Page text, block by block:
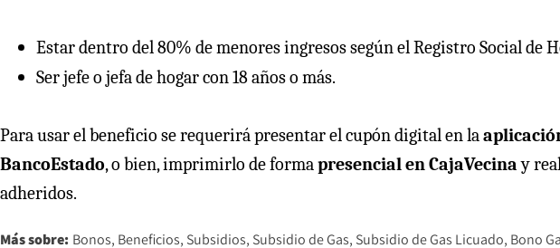
Estar dentro del 80% de menores ingresos según el Registro Social de
Ser jefe o jefa de hogar con 18 años o más.
Para usar el beneficio se requerirá presentar el cupón digital en la
BancoEstado, o bien, imprimirlo de formapresencial en CajaVecinay
adheridos.
Más sobre: Bonos Beneficios Subsidios Subsidio de Gas Subsidio de Gas Licuado Bono